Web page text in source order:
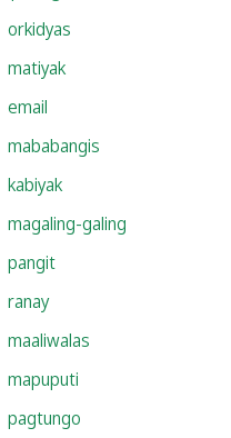
orkidyas
matiyak
email
mababangis
kabiyak
magaling-galing
pangit
ranay
maaliwalas
mapuputi
pagtungo